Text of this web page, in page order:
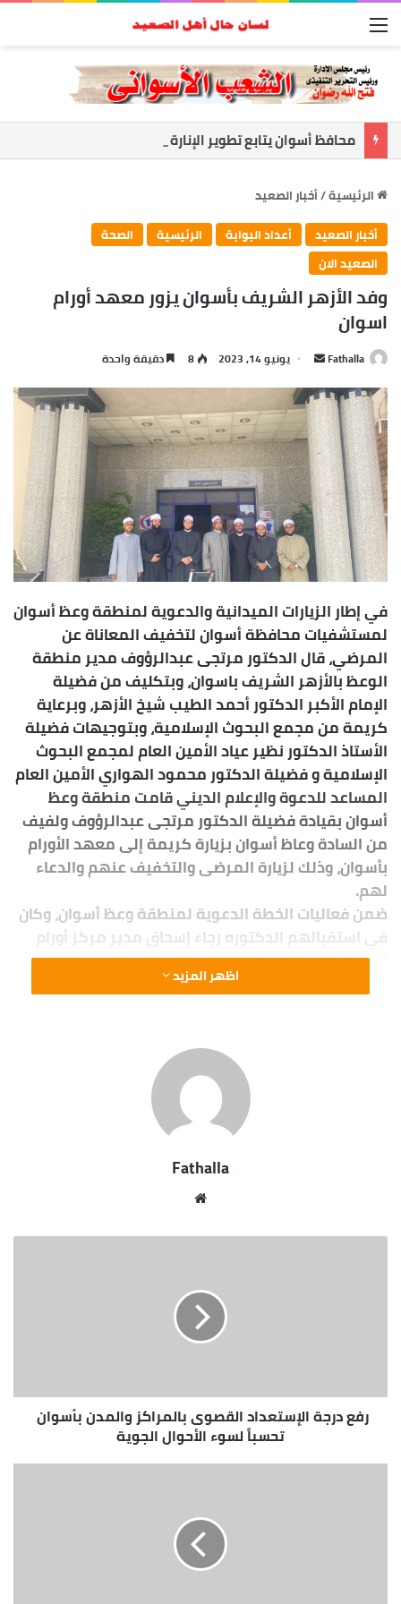
الرئيسية/أخبار الصعيد
أخبار الصعيد
أعداد البوابة الرئيسية
الصحة
الصعيد الان
وفد الأزهر الشريف بأسوان يزور معهد أورام
اسوان
Fathalla
س
ل
ب
ر
ي
د
ا
ت
ر
و
ن
ي
ا
يونيو 14, 2023 8 دقيقة واحدة
في إطار الزيارات الميدانية والدعوية لمنطقة وعظ أسوان
لمستشفيات محافظة أسوان لتخفيف المعاناة عن
المرضي، قال الدكتور مرتجى عبدالرؤوف مدير منطقة
الوعظ بالأزهر الشريف باسوان، وبتكليف من فضيلة
الإمام الأكبر الدكتور أحمد الطيب شيخ الأزهر، وبرعاية
كريمة من مجمع البحوث الإسلامية، وبتوجيهات فضيلة
الأستاذ الدكتور نظير عياد الأمين العام لمجمع البحوث
الإسلامية و فضيلة الدكتور محمود الهواري الأمين العام
المساعد للدعوة والإعلام الديني قامت منطقة وعظ
أسوان بقيادة فضيلة الدكتور مرتجى عبدالرؤوف ولفيف
من السادة وعاظ أسوان بزيارة كريمة إلى معهد الأورام
بأسوان، وذلك لزيارة المرضى والتخفيف عنهم والدعاء
لهم.
ضمن فعاليات الخطة الدعوية لمنطقة وعظ أسوان، وكان
في استقبالهم الدكتوره رجاء إسحاق مدير مركز أورام
أسوان، والتي اشادت بهذه الزيارة التي تدخل البسمة
والبهجة علي نفوس مرضي معهد الأورام، ووجهت مدير
شيخ الأزهر علي هذه اللفتة الإنسانية التي تدل علي
المشاركة والتفاعل بين فئات المجتمع بأسوان.
اظهر المزيد
Fathalla
الوي
رفع درجة الإستعداد القصوى بالمراكز والمدن بأسوان
تحسباً لسوء الأحوال الجوية